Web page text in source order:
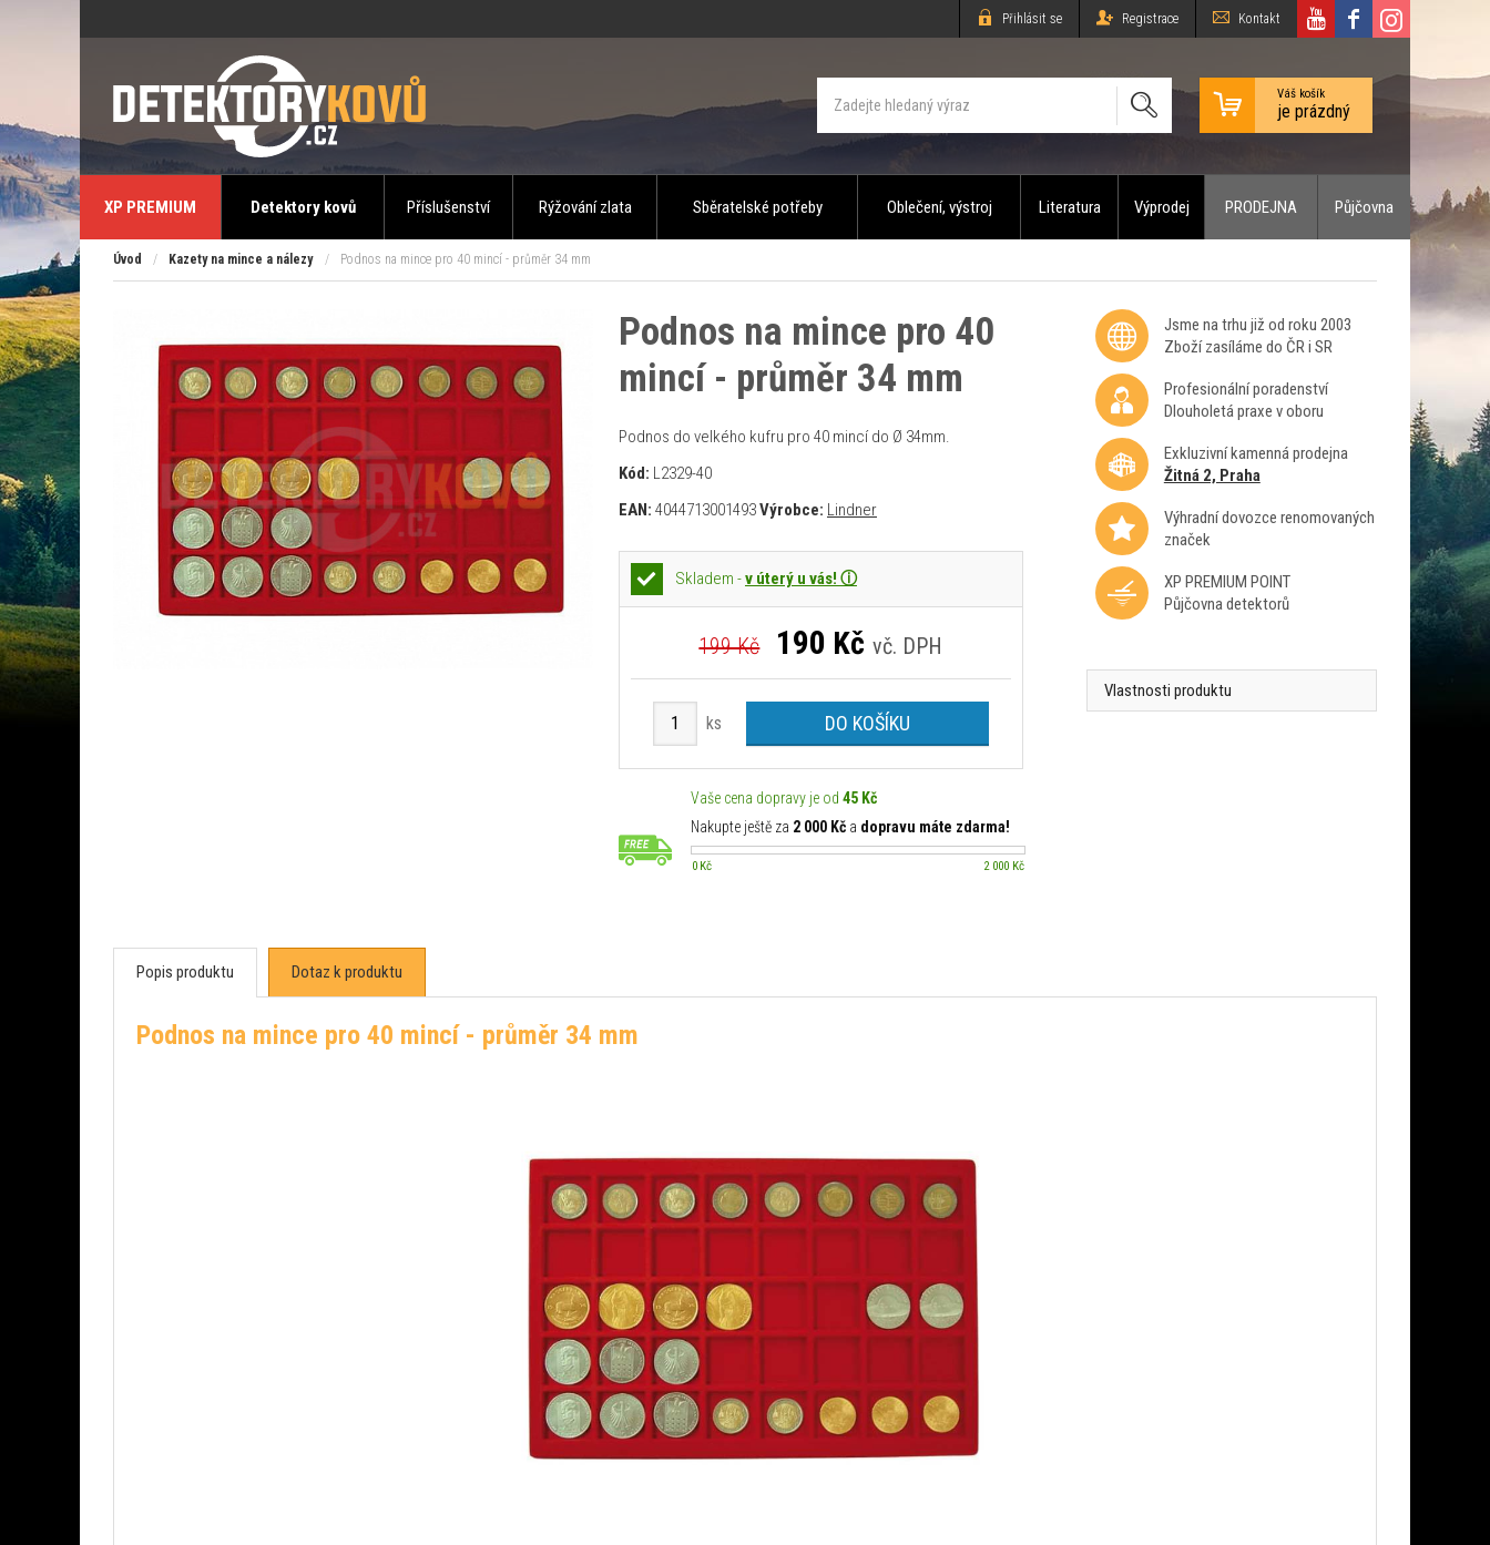
Přihlásit se Registrace Kontakt
Váš košík
je prázdný
XP PREMIUM Detektory kovů Příslušenství Rýžování zlata Sběratelské potřeby Oblečení, výstroj Literatura Výprodej PRODEJNA Půjčovna
Úvod / Kazety na mince a nálezy / Podnos na mince pro 40 mincí - průměr 34 mm
Podnos na mince pro 40
mincí - průměr 34 mm
Podnos do velkého kufru pro 40 mincí do Ø 34mm.
Kód: L2329-40
EAN: 4044713001493Výrobce: Lindner
Skladem -v úterý u vás! ⓘ
199 Kč 190 Kč vč. DPH
ks DO KOŠÍKU
Vaše cena dopravy je od 45 Kč
Nakupte ještě za 2 000 Kča dopravu máte zdarma!
0 Kč 2 000 Kč
Jsme na trhu již od roku 2003
Zboží zasíláme do ČR i SR
Profesionální poradenství
Dlouholetá praxe v oboru
Exkluzivní kamenná prodejna
Žitná 2, Praha
Výhradní dovozce renomovaných
značek
XP PREMIUM POINT
Půjčovna detektorů
Vlastnosti produktu
Popis produktu Dotaz k produktu
Podnos na mince pro 40 mincí - průměr 34 mm